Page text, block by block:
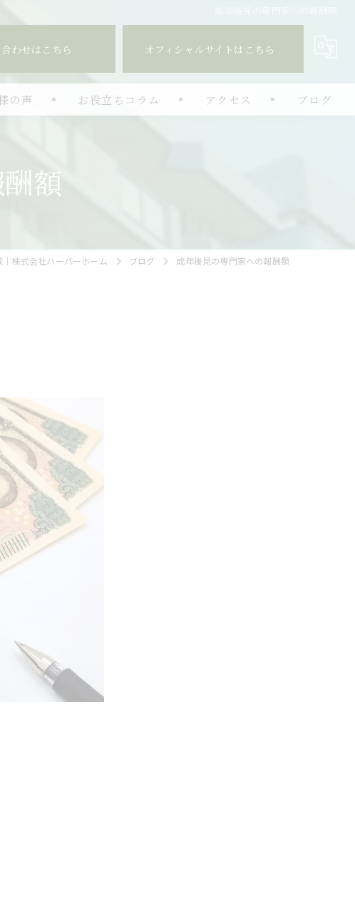
わせはこちら オフィシャルサイトはこちら
の声 お役立ちコラム
生前対策
アクセス ブログ
額
株式会社ハーバーホーム ブログ 成年後見の専門家への報酬額